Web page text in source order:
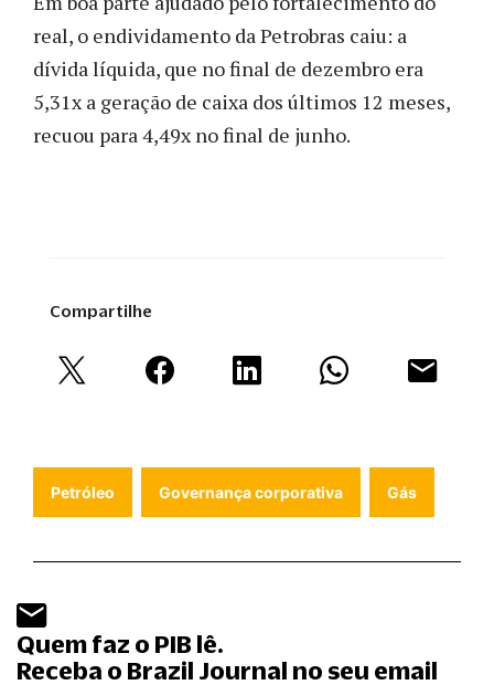
real, o endividamento da Petrobras caiu: a
dívida líquida, que no final de dezembro era
5,31x a geração de caixa dos últimos 12 meses,
recuou para 4,49x no final de junho.
Compartilhe
Petróleo Governança corporativa Gás
Quem faz o PIB lê.
Receba o Brazil Journal no seu email